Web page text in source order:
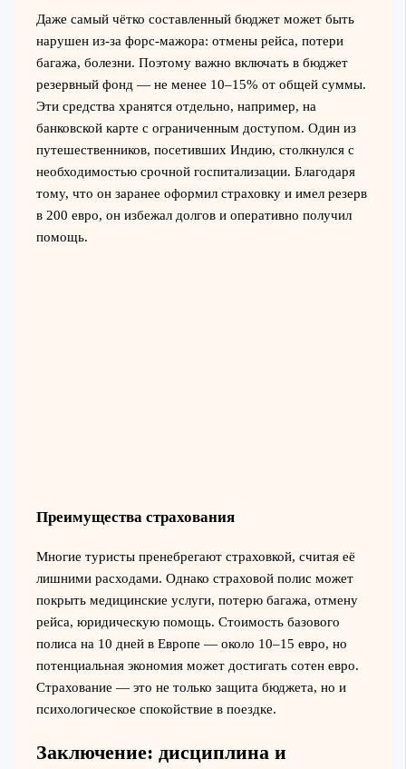
Даже самый чётко составленный бюджет может быть
нарушен из-за форс-мажора: отмены рейса, потери
багажа, болезни. Поэтому важно включать в бюджет
резервный фонд — не менее 10–15% от общей суммы.
Эти средства хранятся отдельно, например, на
банковской карте с ограниченным доступом. Один из
путешественников, посетивших Индию, столкнулся с
необходимостью срочной госпитализации. Благодаря
тому, что он заранее оформил страховку и имел резерв
в 200 евро, он избежал долгов и оперативно получил
помощь.
Преимущества страхования
Многие туристы пренебрегают страховкой, считая её
лишними расходами. Однако страховой полис может
покрыть медицинские услуги, потерю багажа, отмену
рейса, юридическую помощь. Стоимость базового
полиса на 10 дней в Европе — около 10–15 евро, но
потенциальная экономия может достигать сотен евро.
Страхование — это не только защита бюджета, но и
психологическое спокойствие в поездке.
Заключение: дисциплина и